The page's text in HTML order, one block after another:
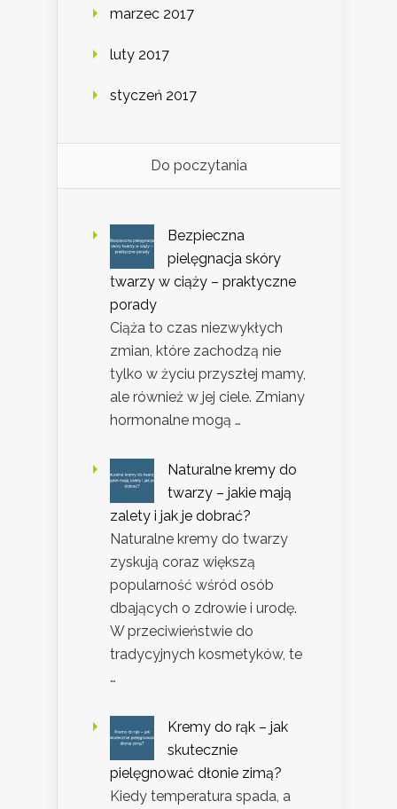
marzec 2017
luty 2017
styczeń 2017
Do poczytania
Bezpieczna
pielęgnacja skóry
twarzy w ciąży – praktyczne
porady
Ciąża to czas niezwykłych
zmian, które zachodzą nie
tylko w życiu przyszłej mamy,
ale również w jej ciele. Zmiany
hormonalne mogą …
Naturalne kremy do
twarzy – jakie mają
zalety i jak je dobrać?
Naturalne kremy do twarzy
zyskują coraz większą
popularność wśród osób
dbających o zdrowie i urodę.
W przeciwieństwie do
tradycyjnych kosmetyków, te
…
Kremy do rąk – jak
skutecznie
pielęgnować dłonie zimą?
Kiedy temperatura spada, a